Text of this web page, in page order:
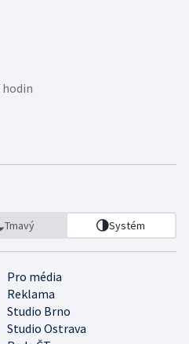
hodin
Tmavý Systém
Pro média
Reklama
Studio Brno
Studio Ostrava